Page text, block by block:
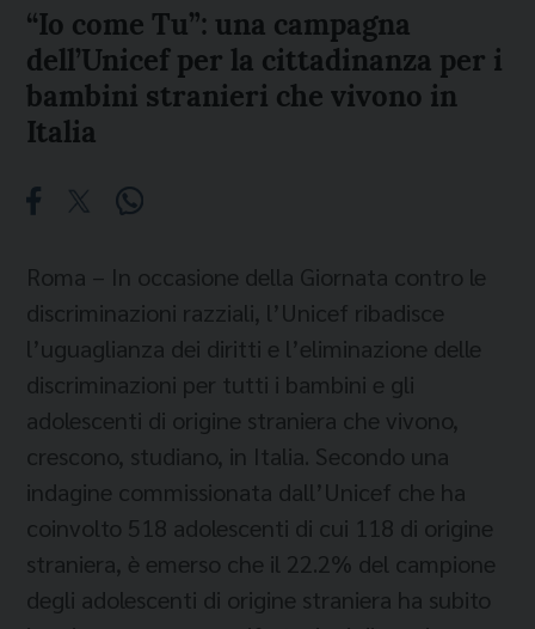
“Io come Tu”: una campagna
dell’Unicef per la cittadinanza per i
bambini stranieri che vivono in
Italia
Roma – In occasione della Giornata contro le
discriminazioni razziali, l’Unicef ribadisce
l’uguaglianza dei diritti e l’eliminazione delle
discriminazioni per tutti i bambini e gli
adolescenti di origine straniera che vivono,
crescono, studiano, in Italia. Secondo una
indagine commissionata dall’Unicef che ha
coinvolto 518 adolescenti di cui 118 di origine
straniera, è emerso che il 22.2% del campione
degli adolescenti di origine straniera ha subito